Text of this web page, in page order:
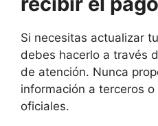
Si necesitas actualizar
debes hacerlo a través
de atención. Nunca
información a terceros
oficiales.